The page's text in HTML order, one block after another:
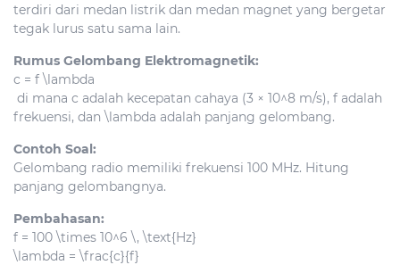
terdiri dari medan listrik dan medan magnet yang bergetar
tegak lurus satu sama lain.
Rumus Gelombang Elektromagnetik:
c = f \lambda
di mana c adalah kecepatan cahaya (3 × 10^8 m/s), f adalah
frekuensi, dan \lambda adalah panjang gelombang.
Contoh Soal:
Gelombang radio memiliki frekuensi 100 MHz. Hitung
panjang gelombangnya.
Pembahasan:
f = 100 \times 10^6 \, \text{Hz}
\lambda = \frac{c}{f}